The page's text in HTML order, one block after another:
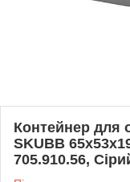
Контейнер для
SKUBB
705.910.56,